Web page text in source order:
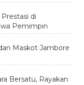
Prestasi di
Pemimpin
Maskot Jambore
Bersatu, Rayakan